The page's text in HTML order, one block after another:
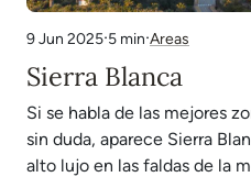
9 Jun 2025·5 min·Areas
Sierra Blanca
Si se habla de las mejores
sin duda, aparece Sierra
alto lujo en las faldas de la